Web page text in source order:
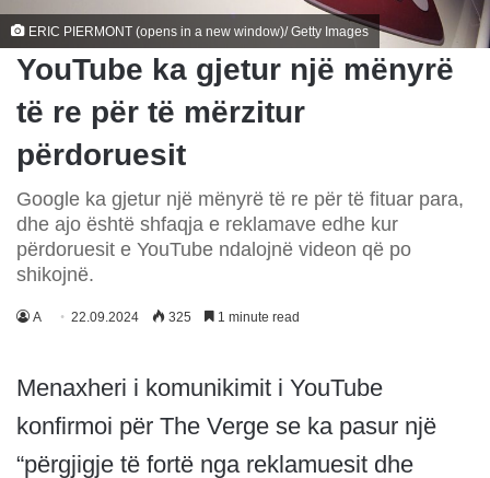
ERIC PIERMONT (opens in a new window)/ Getty Images
YouTube ka gjetur një mënyrë
të re për të mërzitur
përdoruesit
Google ka gjetur një mënyrë të re për të fituar para,
dhe ajo është shfaqja e reklamave edhe kur
përdoruesit e YouTube ndalojnë videon që po
shikojnë.
A 22.09.2024 325 1 minute read
Menaxheri i komunikimit i YouTube
konfirmoi për The Verge se ka pasur një
“përgjigje të fortë nga reklamuesit dhe